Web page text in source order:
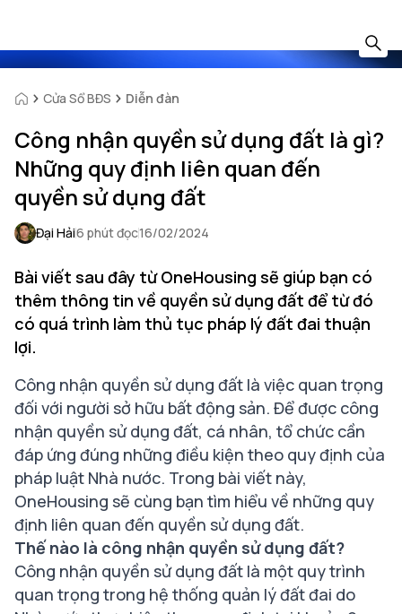
Cửa Sổ BĐS Diễn đàn
Công nhận quyền sử dụng đất là gì?
Những quy định liên quan đến
quyền sử dụng đất
Đại Hải6 phút đọc16/02/2024
Bài viết sau đây từ OneHousing sẽ giúp bạn có
thêm thông tin về quyền sử dụng đất để từ đó
có quá trình làm thủ tục pháp lý đất đai thuận
lợi.
Công nhận quyền sử dụng đất là việc quan trọng
đối với người sở hữu bất động sản. Để được công
nhận quyền sử dụng đất, cá nhân, tổ chức cần
đáp ứng đúng những điều kiện theo quy định của
pháp luật Nhà nước. Trong bài viết này,
OneHousing sẽ cùng bạn tìm hiểu về những quy
định liên quan đến quyền sử dụng đất.
Thế nào là công nhận quyền sử dụng đất?
Công nhận quyền sử dụng đất là một quy trình
quan trọng trong hệ thống quản lý đất đai do